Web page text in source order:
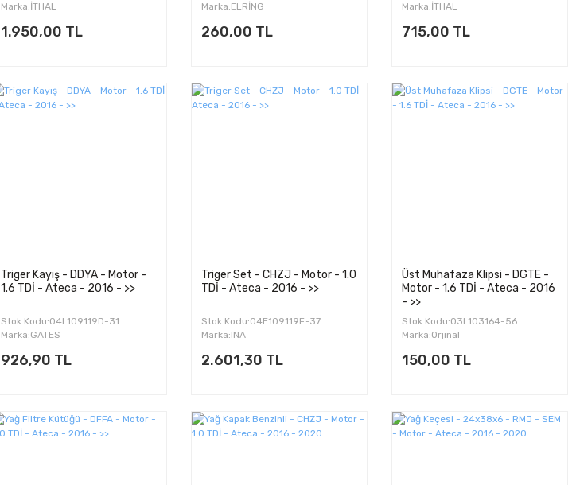
Marka:İTHAL
1.950,00 TL
Marka:ELRİNG
260,00 TL
Marka:İTHAL
715,00 TL
Triger Kayış - DDYA - Motor -
1.6 TDİ - Ateca - 2016 - >>
Stok Kodu:04L109119D-31
Marka:GATES
926,90 TL
Triger Set - CHZJ - Motor - 1.0
TDİ - Ateca - 2016 - >>
Stok Kodu:04E109119F-37
Marka:INA
2.601,30 TL
Üst Muhafaza Klipsi - DGTE -
Motor - 1.6 TDİ - Ateca - 2016
- >>
Stok Kodu:03L103164-56
Marka:Orjinal
150,00 TL